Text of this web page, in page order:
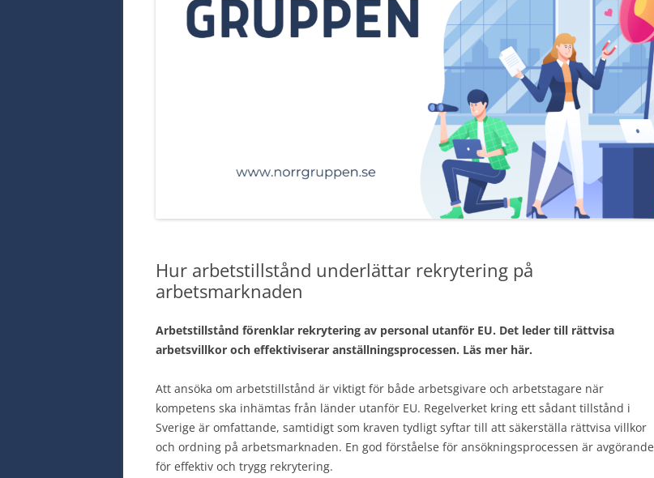
Hur arbetstillstånd underlättar rekrytering på
arbetsmarknaden
Arbetstillstånd förenklar rekrytering av personal utanför EU. Det leder till rättvisa
arbetsvillkor och effektiviserar anställningsprocessen. Läs mer här.
Att ansöka om arbetstillstånd är viktigt för både arbetsgivare och arbetstagare när
kompetens ska inhämtas från länder utanför EU. Regelverket kring ett sådant tillstånd i
Sverige är omfattande, samtidigt som kraven tydligt syftar till att säkerställa rättvisa villkor
och ordning på arbetsmarknaden. En god förståelse för ansökningsprocessen är avgörande
för effektiv och trygg rekrytering.